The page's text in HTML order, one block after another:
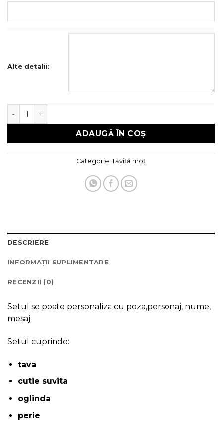
Alte detalii:
Cantitate Tava mot
ADAUGĂ ÎN COȘ
Categorie: Tăviță moț
DESCRIERE
INFORMAȚII SUPLIMENTARE
RECENZII (0)
Setul se poate personaliza cu poza,personaj, nume,
mesaj.
Setul cuprinde:
tava
cutie suvita
oglinda
perie